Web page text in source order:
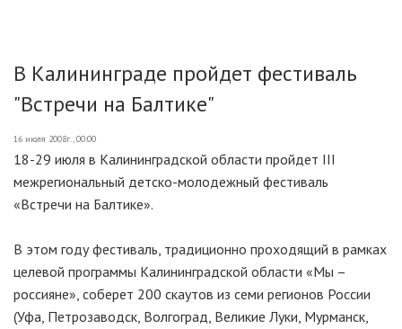
В Калининграде пройдет фестиваль
"Встречи на Балтике"
16 июля 2008г., 00:00
18-29 июля в Калининградской области пройдет III
межрегиональный детско-молодежный фестиваль
«Встречи на Балтике».
В этом году фестиваль, традиционно проходящий в рамках
целевой программы Калининградской области «Мы –
россияне», соберет 200 скаутов из семи регионов России
(Уфа, Петрозаводск, Волгоград, Великие Луки, Мурманск,